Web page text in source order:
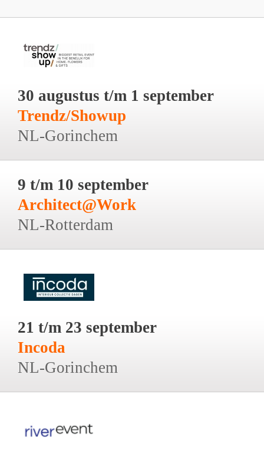
30 augustus t/m 1 september
Trendz/Showup
NL-Gorinchem
9 t/m 10 september
Architect@Work
NL-Rotterdam
21 t/m 23 september
Incoda
NL-Gorinchem